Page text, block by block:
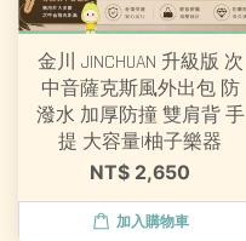
金川 JINCHUAN 升級版 次
中音薩克斯風外出包 防
潑水 加厚防撞 雙肩背 手
提 大容量|柚子樂器
NT$ 2,650
加入購物車